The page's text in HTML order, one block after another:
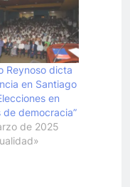
Reynoso dicta
en Santiago
en
de democracia”
de 2025